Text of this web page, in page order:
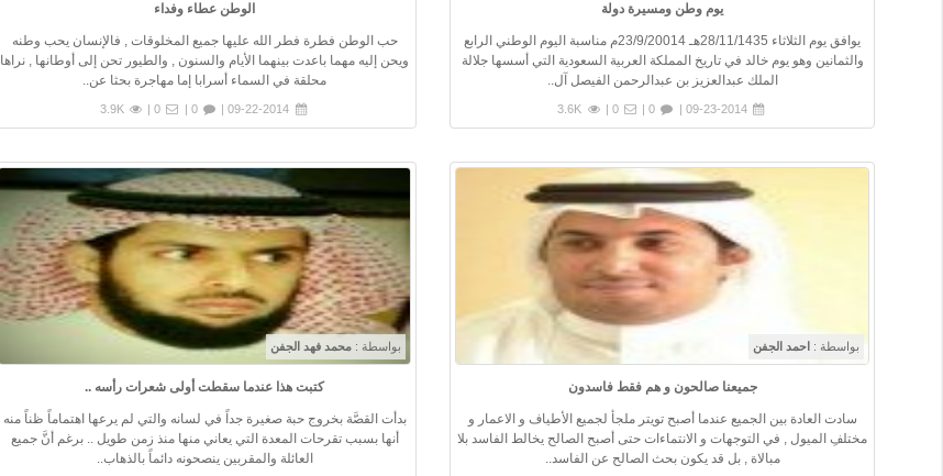
يوم وطن ومسيرة دولة
يوافق يوم الثلاثاء 28/11/1435هـ 23/9/20014م مناسبة اليوم الوطني الرابع
والثمانين وهو يوم خالد في تاريخ المملكة العربية السعودية التي أسسها جلالة
الملك عبدالعزيز بن عبدالرحمن الفيصل آل..
09-23-2014 |
0 |
3.6K
الوطن عطاء وفداء
حب الوطن فطرة فطر الله عليها جميع المخلوقات , فالإنسان يحب وطنه
ويحن إليه مهما باعدت بينهما الأيام والسنون , والطيور تحن إلى أوطانها , نراها
محلقة في السماء أسرابا إما مهاجرة بحثا عن..
09-22-2014 |
0 |
3.9K
بواسطة : احمد الجفن
جميعنا صالحون و هم فقط فاسدون
سادت العادة بين الجميع عندما أصبح تويتر ملجأ لجميع الأطياف و الاعمار و
مختلفِ الميول , في التوجهات و الانتماءات حتى أصبح الصالح يخالط الفاسد بلا
مبالاة , بل قد يكون بحث الصالح عن الفاسد..
بواسطة : محمد فهد الجفن
كتبت هذا عندما سقطت أولى شعرات رأسه ..
بدأت القصَّة بخروج حبة صغيرة جداً في لسانه والتي لم يرعها اهتماماً ظناً منه
أنها بسبب تقرحات المعدة التي يعاني منها منذ زمن طويل .. برغم أنَّ جميع
العائلة والمقربين ينصحونه دائماً بالذهاب..